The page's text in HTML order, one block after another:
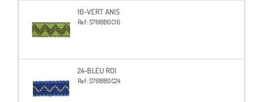
16-VERT ANIS
Ref: S7618B0C16
24-BLEU ROI
Ref: S7618B0C24